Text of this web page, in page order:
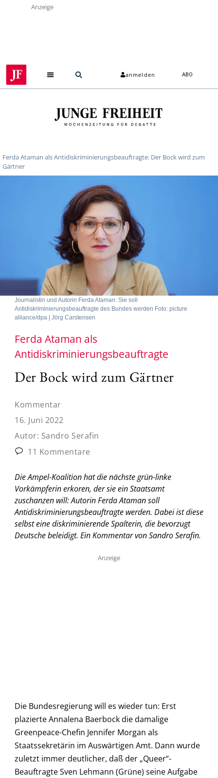
Anzeige
anmelden ABO
Ferda Ataman als Antidiskriminierungsbeauftragte: Der Bock wird zum
Gärtner
Journalistin und Autorin Ferda Ataman: Sie soll
Antidiskriminierungsbeauftragte des Bundes werden Foto: picture
alliance/dpa | Jörg Carstensen
Ferda Ataman als
Antidiskriminierungsbeauftragte
Der Bock wird zum Gärtner
Kommentar
16. Juni 2022
Autor: Sandro Serafin
11 Kommentare
Die Ampel-Koalition hat die nächste grün-linke
Vorkämpferin erkoren, der sie ein Staatsamt
zuschanzen will: Autorin Ferda Ataman soll
Antidiskriminierungsbeauftragte werden. Dabei ist diese
selbst eine diskriminierende Spalterin, die bevorzugt
Deutsche beleidigt. Ein Kommentar von Sandro Serafin.
Anzeige
Die Bundesregierung will es wieder tun: Erst
plazierte Annalena Baerbock die damalige
Greenpeace-Chefin Jennifer Morgan als
Staatssekretärin im Auswärtigen Amt. Dann wurde
zuletzt immer deutlicher, daß der „Queer“-
Beauftragte Sven Lehmann (Grüne) seine Aufgabe